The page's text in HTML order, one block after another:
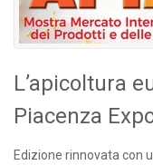
L’apicoltura
Piacenza
Edizione rinnovata con